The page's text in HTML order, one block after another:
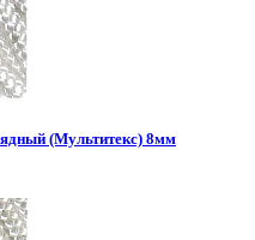
(Мультитекс) 8мм